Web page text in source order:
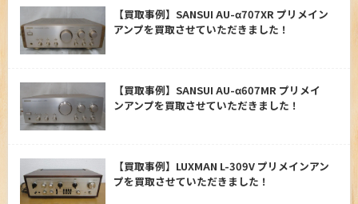
【買取事例】SANSUI AU-α707XR プリメイン
アンプを買取させていただきました！
【買取事例】SANSUI AU-α607MR プリメイ
ンアンプを買取させていただきました！
【買取事例】LUXMAN L-309V プリメインアン
プを買取させていただきました！